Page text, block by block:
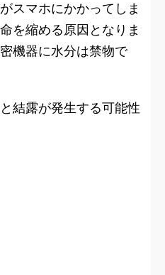
スマホにかかってしま
を縮める原因となりま
機器に水分は禁物で
結露が発生する可能性